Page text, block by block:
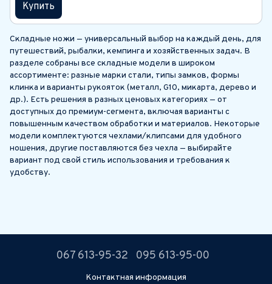
Купить
Складные ножи — универсальный выбор на каждый день, для
путешествий, рыбалки, кемпинга и хозяйственных задач. В
разделе собраны все складные модели в широком
ассортименте: разные марки стали, типы замков, формы
клинка и варианты рукояток (металл, G10, микарта, дерево и
др.). Есть решения в разных ценовых категориях — от
доступных до премиум-сегмента, включая варианты с
повышенным качеством обработки и материалов. Некоторые
модели комплектуются чехлами/клипсами для удобного
ношения, другие поставляются без чехла — выбирайте
вариант под свой стиль использования и требования к
удобству.
067 613-95-32 095 613-95-00
Контактная информация